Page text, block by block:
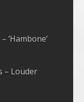
‘Hambone’
– Louder